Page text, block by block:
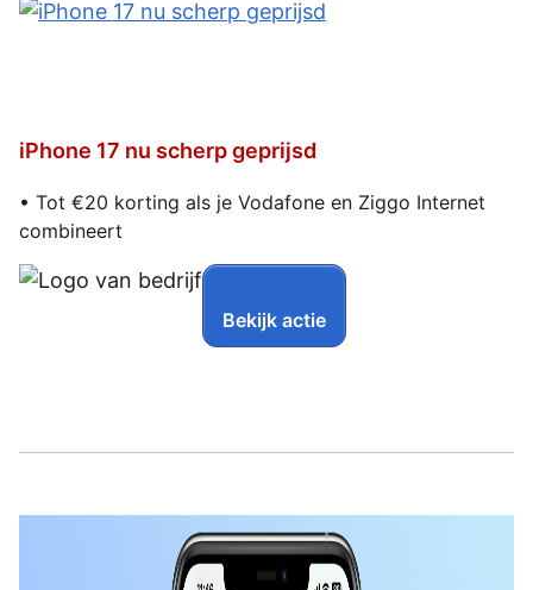
iPhone 17 nu scherp geprijsd
• Tot €20 korting als je Vodafone en Ziggo Internet
combineert
Bekijk actie